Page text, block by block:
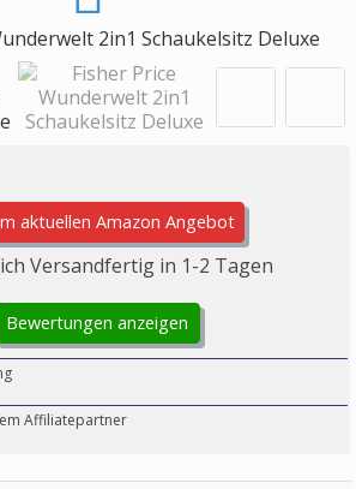
aktuellen Amazon Angebot
Versandfertig in 1-2 Tagen
Bewertungen anzeigen
Affiliatepartner